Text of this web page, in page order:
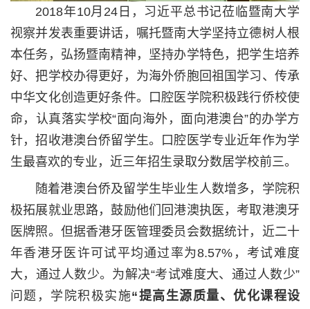
2018年10月 24 日，习近平总书记莅临暨南大学
视察并发表重要讲话，嘱托暨南大学坚持立德树人根
本任务，弘扬暨南精神，坚持办学特色，把学生培养
好、把学校办得更好，为海外侨胞回祖国学习、传承
中华文化创造更好条件。口腔医学院积极践行侨校使
命，认真落实学校“面向海外，面向港澳台”的办学方
针，招收港澳台侨留学生。口腔医学专业近年作为学
生最喜欢的专业，近三年招生录取分数居学校前三。
随着港澳台侨及留学生毕业生人数增多，学院积
极拓展就业思路，鼓励他们回港澳执医，考取港澳牙
医牌照。但据香港牙医管理委员会数据统计，近二十
年香港牙医许可试平均通过率为8.57% ，考试难度
大，通过人数少。为解决“考试难度大、通过人数少”
问题，学院积极实施“提高生源质量、优化课程设